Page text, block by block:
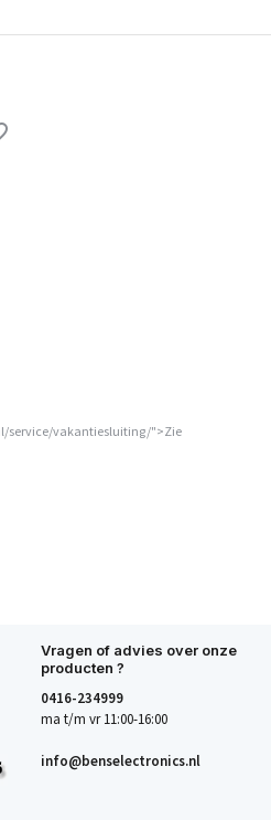
service/vakantiesluiting/">Zie
Vragen of advies over onze
producten ?
0416-234999
ma t/m vr 11:00-16:00
info@benselectronics.nl